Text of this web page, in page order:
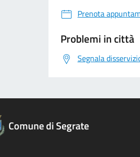
Prenota
Problemi in città
Segnala
Comune di Segrate